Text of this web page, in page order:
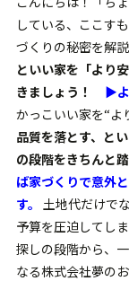
している、ここす
づくりの秘密を解
といい家を「より
きましょう！
▶︎よ
かっこいい家を“よ
品質を落とす、と
の段階をきちんと
ば家づくりで意外
す。
土地代だけで
予算を圧迫してし
探しの段階から、
なる株式会社夢の